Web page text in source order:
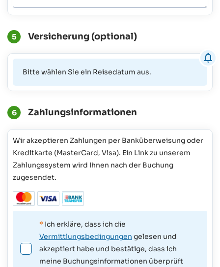
5 Versicherung (optional)
Bitte wählen Sie ein Reisedatum aus.
6 Zahlungsinformationen
Wir akzeptieren Zahlungen per Banküberweisung oder
Kreditkarte (MasterCard, Visa). Ein Link zu unserem
Zahlungssystem wird Ihnen nach der Buchung
zugesendet.
* Ich erkläre, dass ich die
Vermittlungsbedingungen gelesen und
akzeptiert habe und bestätige, dass ich
meine Buchungsinformationen überprüft